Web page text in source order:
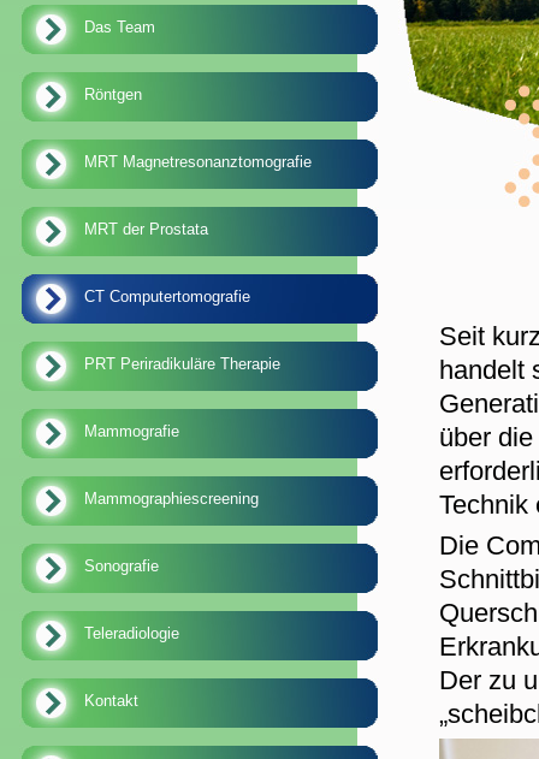
Das Team
Röntgen
MRT Magnetresonanztomografie
MRT der Prostata
CT Computertomografie
PRT Periradikuläre Therapie
Mammografie
Mammographiescreening
Sonografie
Teleradiologie
Kontakt
Seit
handelt
über die
Technik
Die
Der zu